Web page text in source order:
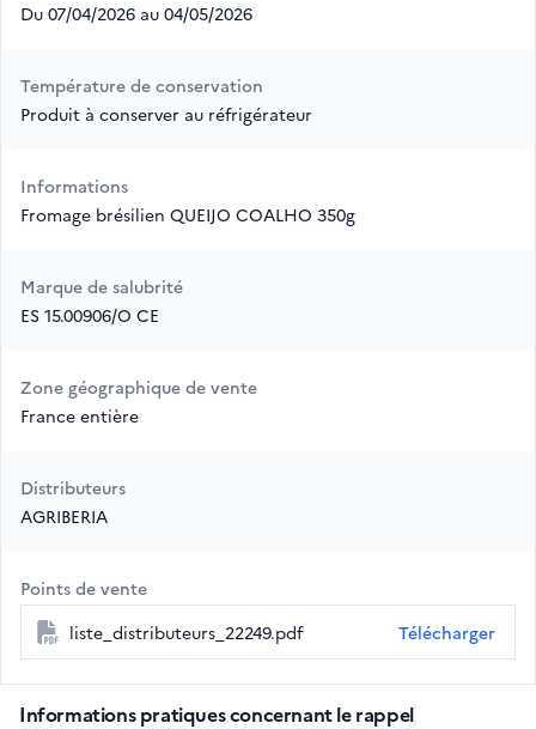
Du 07/04/2026 au 04/05/2026
Température de conservation
Produit à conserver au réfrigérateur
Informations
Fromage brésilien QUEIJO COALHO 350g
Marque de salubrité
ES 15.00906/O CE
Zone géographique de vente
France entière
Distributeurs
AGRIBERIA
Points de vente
liste_distributeurs_22249.pdf
Télécharger
Informations pratiques concernant le rappel